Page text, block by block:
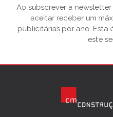
Ao subscrever a
aceitar receber um
publicitárias por ano. Esta
este